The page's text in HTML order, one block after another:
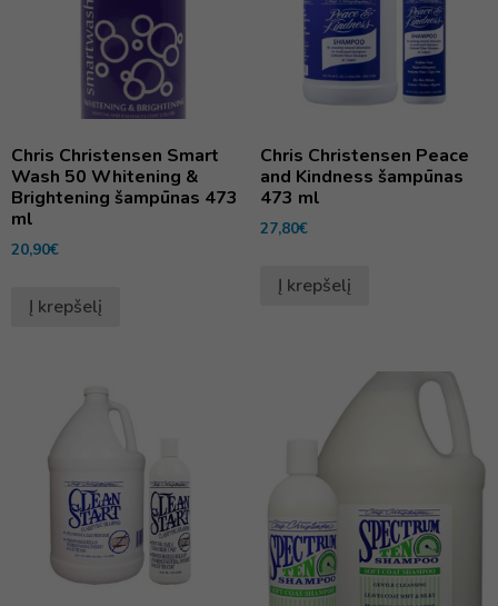
Chris Christensen Smart
Wash 50 Whitening &
Brightening šampūnas 473
ml
20,90€
Į krepšelį
Chris Christensen Peace
and Kindness šampūnas
473 ml
27,80€
Į krepšelį